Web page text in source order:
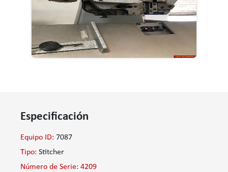
Especificación
Equipo ID: 7087
Tipo: Stitcher
Número de Serie: 4209